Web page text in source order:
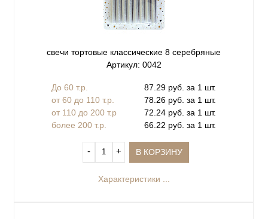
свечи тортовые классические 8 серебряные
Артикул: 0042
До 60 т.р.
87.29 руб. за 1 шт.
от 60 до 110 т.р.
78.26 руб. за 1 шт.
от 110 до 200 т.р
72.24 руб. за 1 шт.
более 200 т.р.
66.22 руб. за 1 шт.
‐ + В КОРЗИНУ
Характеристики ...